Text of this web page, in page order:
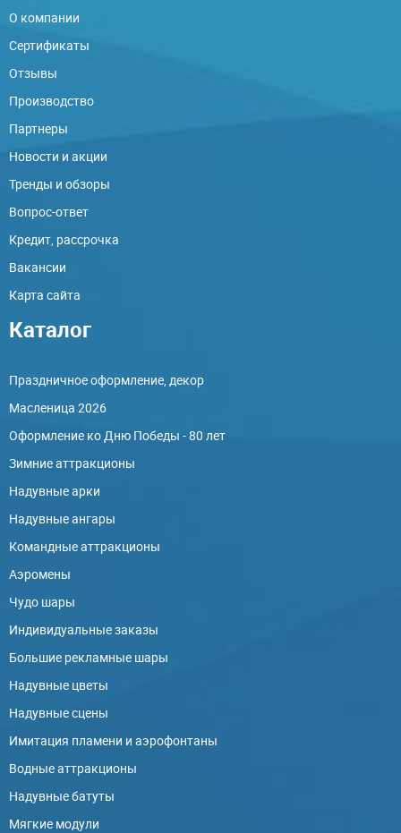
О компании
Сертификаты
Отзывы
Производство
Партнеры
Новости и акции
Тренды и обзоры
Вопрос-ответ
Кредит, рассрочка
Вакансии
Карта сайта
Каталог
Праздничное оформление, декор
Масленица 2026
Оформление ко Дню Победы - 80 лет
Зимние аттракционы
Надувные арки
Надувные ангары
Командные аттракционы
Аэромены
Чудо шары
Индивидуальные заказы
Большие рекламные шары
Надувные цветы
Надувные сцены
Имитация пламени и аэрофонтаны
Водные аттракционы
Надувные батуты
Мягкие модули